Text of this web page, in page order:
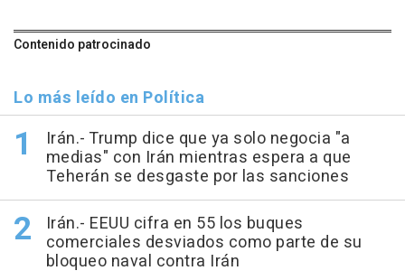
Contenido patrocinado
Lo más leído en Política
Irán.- Trump dice que ya solo negocia "a
medias" con Irán mientras espera a que
Teherán se desgaste por las sanciones
Irán.- EEUU cifra en 55 los buques
comerciales desviados como parte de su
bloqueo naval contra Irán